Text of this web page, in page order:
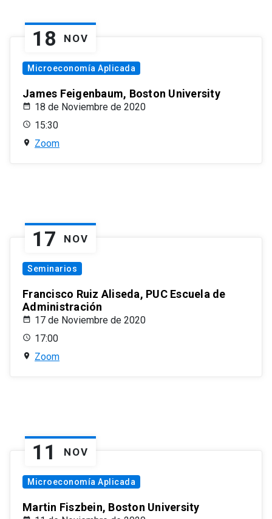
18 NOV
Microeconomía Aplicada
James Feigenbaum, Boston University
18 de Noviembre de 2020
15:30
Zoom
17 NOV
Seminarios
Francisco Ruiz Aliseda, PUC Escuela de
Administración
17 de Noviembre de 2020
17:00
Zoom
11 NOV
Microeconomía Aplicada
Martin Fiszbein, Boston University